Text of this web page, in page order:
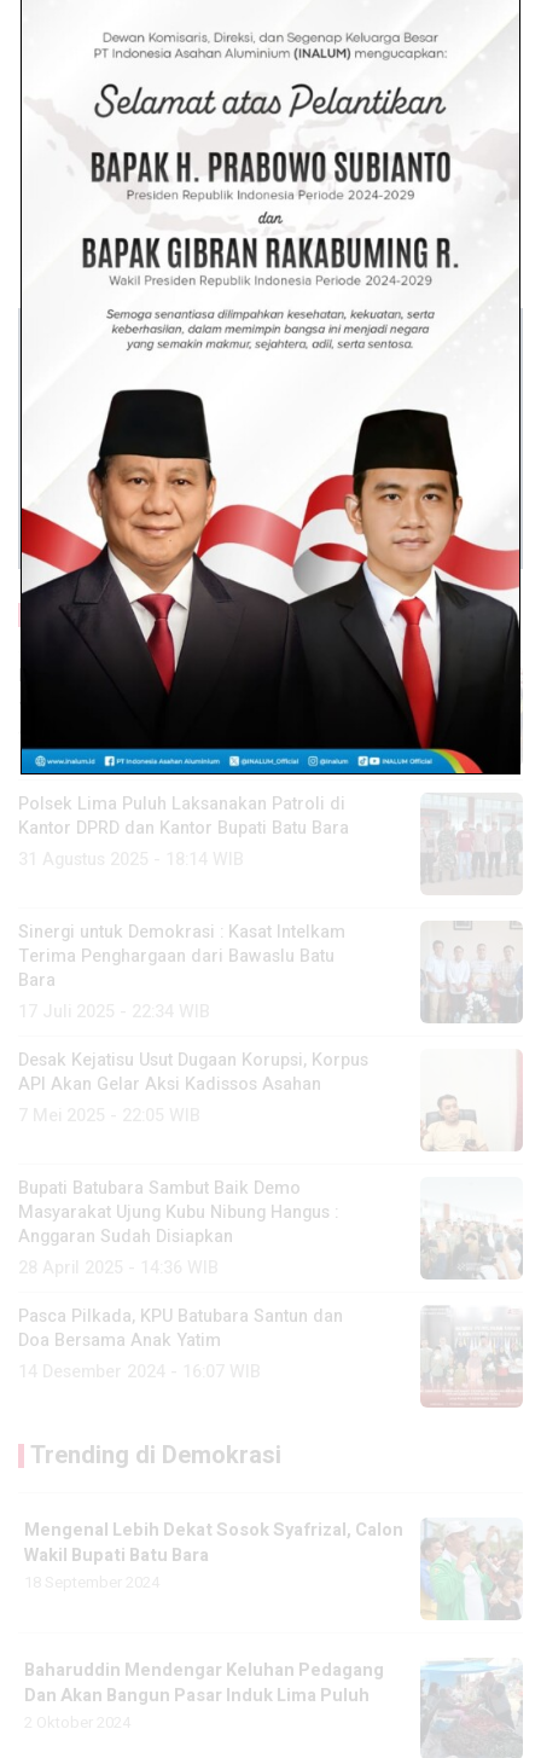
Baca Lainnya
Lapas Labuhan Ruku dan Bawaslu Batubara
Jalin Kerja Sama Awasi Pemilu 2029
Polsek Lima Puluh Laksanakan Patroli di
Kantor DPRD dan Kantor Bupati Batu Bara
Sinergi untuk Demokrasi : Kasat Intelkam
Terima Penghargaan dari Bawaslu Batu
Bara
Desak Kejatisu Usut Dugaan Korupsi, Korpus
API Akan Gelar Aksi Kadissos Asahan
Bupati Batubara Sambut Baik Demo
Masyarakat Ujung Kubu Nibung Hangus :
Anggaran Sudah Disiapkan
Pasca Pilkada, KPU Batubara Santun dan
Doa Bersama Anak Yatim
Trending di Demokrasi
Mengenal Lebih Dekat Sosok Syafrizal, Calon
Wakil Bupati Batu Bara
Baharuddin Mendengar Keluhan Pedagang
Dan Akan Bangun Pasar Induk Lima Puluh